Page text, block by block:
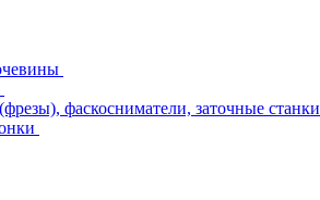
фаскосниматели, заточные станки